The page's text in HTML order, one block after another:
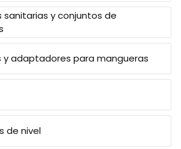
sanitarias y conjuntos de
y adaptadores para mangueras
de nivel